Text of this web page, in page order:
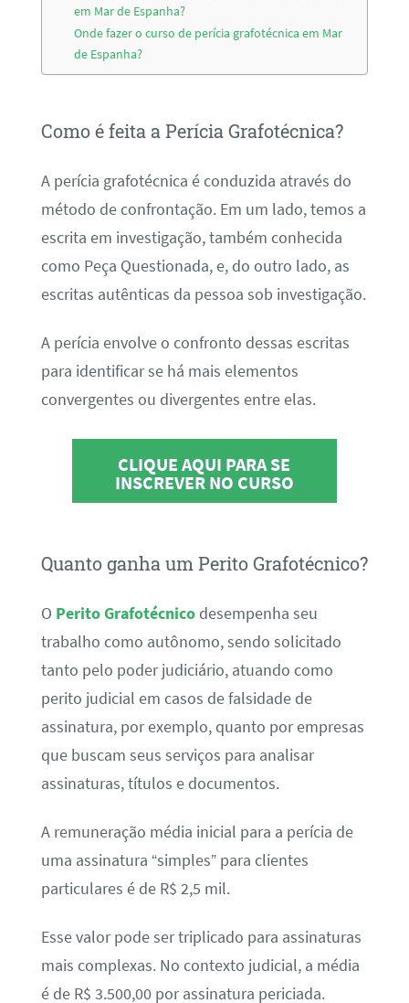
em Mar de Espanha?
Onde fazer o curso de perícia grafotécnica em Mar
de Espanha?
Como é feita a Perícia Grafotécnica?
A perícia grafotécnica é conduzida através do
método de confrontação. Em um lado, temos a
escrita em investigação, também conhecida
como Peça Questionada, e, do outro lado, as
escritas autênticas da pessoa sob investigação.
A perícia envolve o confronto dessas escritas
para identificar se há mais elementos
convergentes ou divergentes entre elas.
CLIQUE AQUI PARA SE
INSCREVER NO CURSO
Quanto ganha um Perito Grafotécnico?
O Perito Grafotécnicodesempenha seu
trabalho como autônomo, sendo solicitado
tanto pelo poder judiciário, atuando como
perito judicial em casos de falsidade de
assinatura, por exemplo, quanto por empresas
que buscam seus serviços para analisar
assinaturas, títulos e documentos.
A remuneração média inicial para a perícia de
uma assinatura “simples” para clientes
particulares é de R$ 2,5 mil.
Esse valor pode ser triplicado para assinaturas
mais complexas. No contexto judicial, a média
é de R$ 3.500,00 por assinatura periciada.